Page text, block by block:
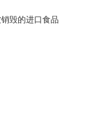
毁的进口食品